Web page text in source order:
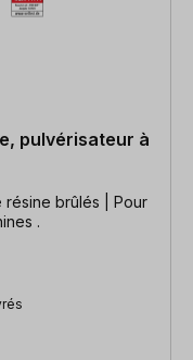
pulvérisateur à
résine brûlés | Pour
.